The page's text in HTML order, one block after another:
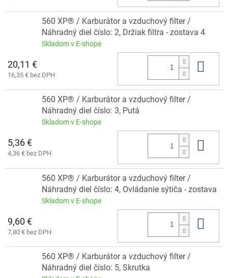
560 XP® / Karburátor a vzduchový filter /
Náhradný diel číslo: 2, Držiak filtra - zostava 4
Skladom v E-shope
20,11 €
16,35 € bez DPH
560 XP® / Karburátor a vzduchový filter /
Náhradný diel číslo: 3, Putá
Skladom v E-shope
5,36 €
4,36 € bez DPH
560 XP® / Karburátor a vzduchový filter /
Náhradný diel číslo: 4, Ovládanie sýtiča - zostava
Skladom v E-shope
9,60 €
7,80 € bez DPH
560 XP® / Karburátor a vzduchový filter /
Náhradný diel číslo: 5, Skrutka